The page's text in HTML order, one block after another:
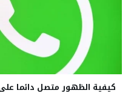
كيفية الظهور متصل دائما